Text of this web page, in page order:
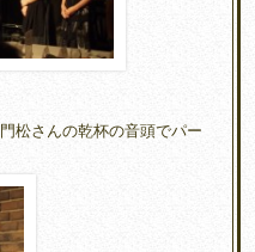
松さんの乾杯の音頭でパー